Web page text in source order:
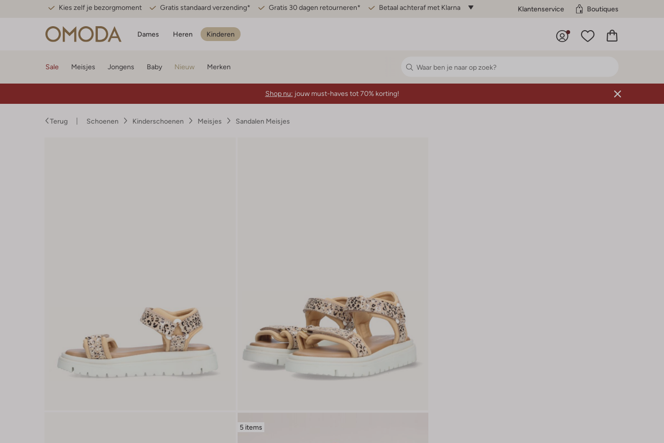
Kies zelf je bezorgmoment Gratis standaard verzending* Gratis 30 dagen retourneren* Betaal achteraf met Klarna Klantenservice Boutiques
Dames Heren Kinderen
Sale Meisjes Jongens Baby Nieuw Merken
Shop nu: jouw must-haves tot 70% korting!
Terug Schoenen Kinderschoenen Meisjes Sandalen Meisjes
5 items